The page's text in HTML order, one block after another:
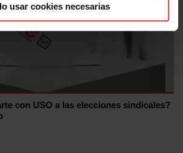
usar cookies necesarias
con USO a las elecciones sindicales?